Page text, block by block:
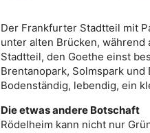
Der Frankfurter Stadtteil mit
unter alten Brücken,
Stadtteil, den Goethe einst
Brentanopark, Solmspark
Bodenständig, lebendig, ein
Die etwas andere Botschaft
Rödelheim kann nicht nur